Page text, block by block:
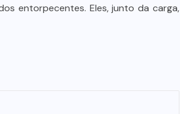
entorpecentes. Eles, junto da carga,
honraria da Rotam em